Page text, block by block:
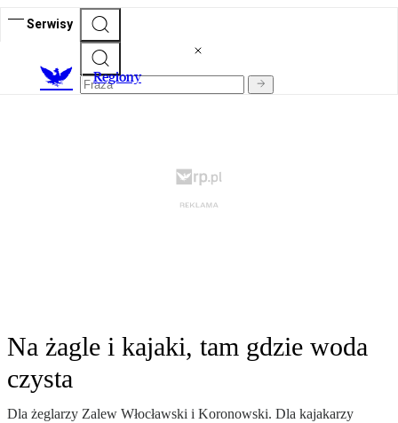
Serwisy
Regiony
Na żagle i kajaki, tam gdzie woda
czysta
Dla żeglarzy Zalew Włocławski i Koronowski. Dla kajakarzy